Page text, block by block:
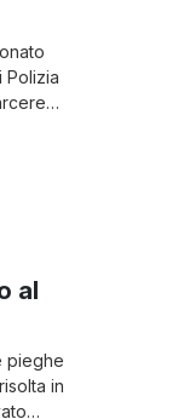
Polizia
al
pieghe
in